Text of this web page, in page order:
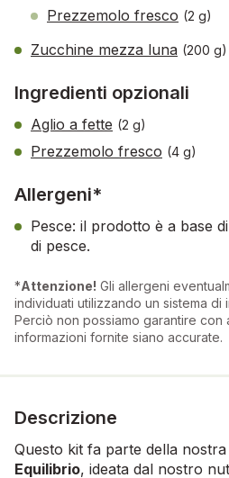
Prezzemolo fresco (2 g)
Zucchine mezza luna (200 g)
Ingredienti opzionali
Aglio a fette (2 g)
Prezzemolo fresco (4 g)
Allergeni*
Pesce: il prodotto è a base
di pesce.
*Attenzione! Gli allergeni
individuati utilizzando un sistema di
Perciò non possiamo garantire con
informazioni fornite siano accurate.
Descrizione
Questo kit fa parte della nostra
Equilibrio, ideata dal nostro